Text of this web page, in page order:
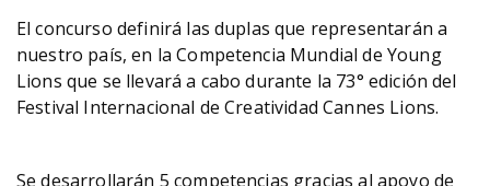
El concurso definirá las duplas que representarán a
nuestro país, en la Competencia Mundial de Young
Lions que se llevará a cabo durante la 73° edición del
Festival Internacional de Creatividad Cannes Lions.
Se desarrollarán 5 competencias gracias al apoyo de